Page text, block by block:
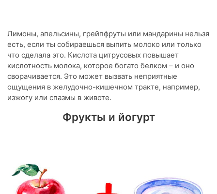
Лимоны, апельсины, грейпфруты или мандарины нельзя
есть, если ты собираешься выпить молоко или только
что сделала это. Кислота цитрусовых повышает
кислотность молока, которое богато белком – и оно
сворачивается. Это может вызвать неприятные
ощущения в желудочно-кишечном тракте, например,
изжогу или спазмы в животе.
Фрукты и йогурт